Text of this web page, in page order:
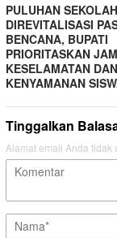
PULUHAN SEKOLAH
DIREVITALISASI
BENCANA, BUPATI
PRIORITASKAN
KESELAMATAN DAN
KENYAMANAN
Tinggalkan
Alamat email Anda tidak